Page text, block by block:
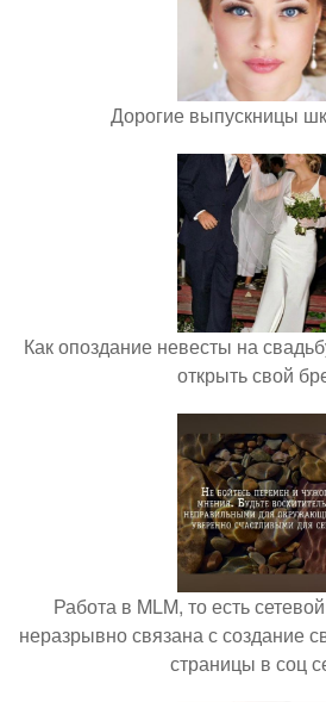
Дорогие выпускницы
Как опоздание невесты на
открыть свой
Работа в MLM, то есть
неразрывно связана с создание
страницы в соц